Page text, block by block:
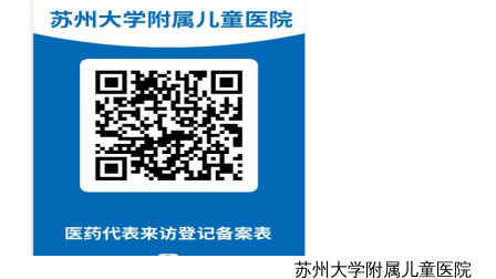
苏州大学附属儿童医院